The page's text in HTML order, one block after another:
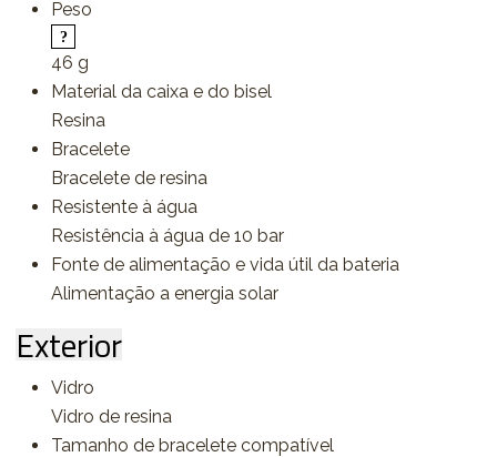
Peso
46 g
Material da caixa e do bisel
Resina
Bracelete
Bracelete de resina
Resistente à água
Resistência à água de 10 bar
Fonte de alimentação e vida útil da bateria
Alimentação a energia solar
Exterior
Vidro
Vidro de resina
Tamanho de bracelete compatível